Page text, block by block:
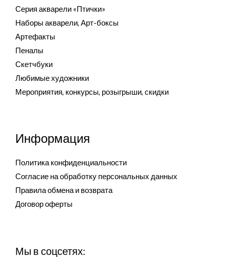
Серия акварели «Птички»
Наборы акварели, Арт-боксы
Артефакты
Пеналы
Скетчбуки
Любимые художники
Мероприятия, конкурсы, розыгрыши, скидки
Информация
Политика конфиденциальности
Согласие на обработку персональных данных
Правила обмена и возврата
Договор оферты
Мы в соцсетях: